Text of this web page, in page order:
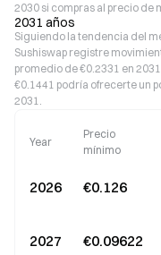
2030 si compras al precio de
2031 años
Siguiendo la tendencia del
Sushiswap registre
promedio de €0.2331 en
€0.1441 podría ofrecerte un
2031.
Year
Precio
mínimo
2026 €0.126
2027 €0.09622